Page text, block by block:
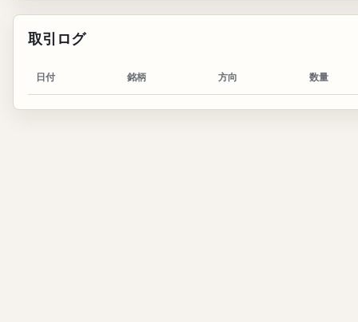
取引ログ
日付 銘柄 方向 数量